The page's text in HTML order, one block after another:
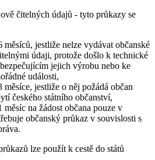
čitelných údajů - tyto průkazy se
měsíců, jestliže nelze vydávat občanské
údaji, protože došlo k technické
jejich výrobu nebo ke
události,
měsíce, jestliže o něj požádá občan
českého státního občanství,
měsíc na žádost občana pouze v
občanský průkaz v souvislosti s
lze použít k cestě do států